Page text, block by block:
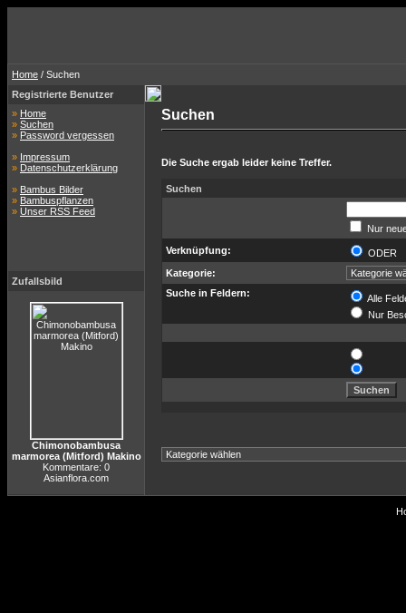
Home / Suchen
Registrierte Benutzer
» Home
» Suchen
» Password vergessen
» Impressum
» Datenschutzerklärung
» Bambus Bilder
» Bambuspflanzen
» Unser RSS Feed
Zufallsbild
Chimonobambusa
marmorea (Mitford) Makino
Kommentare: 0
Asianflora.com
Suchen
Die Suche ergab leider keine Treffer.
Suchen
Nur
Verknüpfung:
ODER
Kategorie:
Suche in Feldern:
Alle
Nur